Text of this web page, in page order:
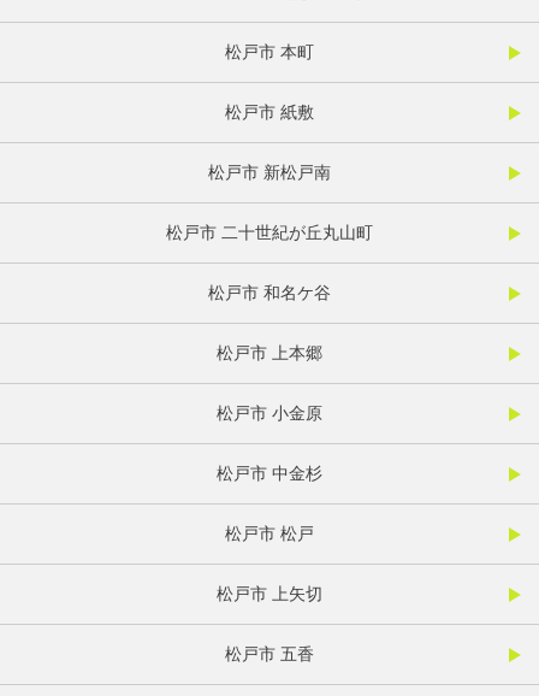
松戸市 本町
松戸市 紙敷
松戸市 新松戸南
松戸市 二十世紀が丘丸山町
松戸市 和名ケ谷
松戸市 上本郷
松戸市 小金原
松戸市 中金杉
松戸市 松戸
松戸市 上矢切
松戸市 五香